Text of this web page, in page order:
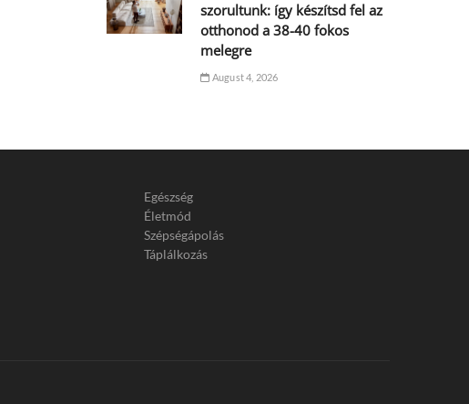
szorultunk: így készítsd fel az
otthonod a 38-40 fokos
melegre
August 4, 2026
Egészség
Életmód
Szépségápolás
Táplálkozás